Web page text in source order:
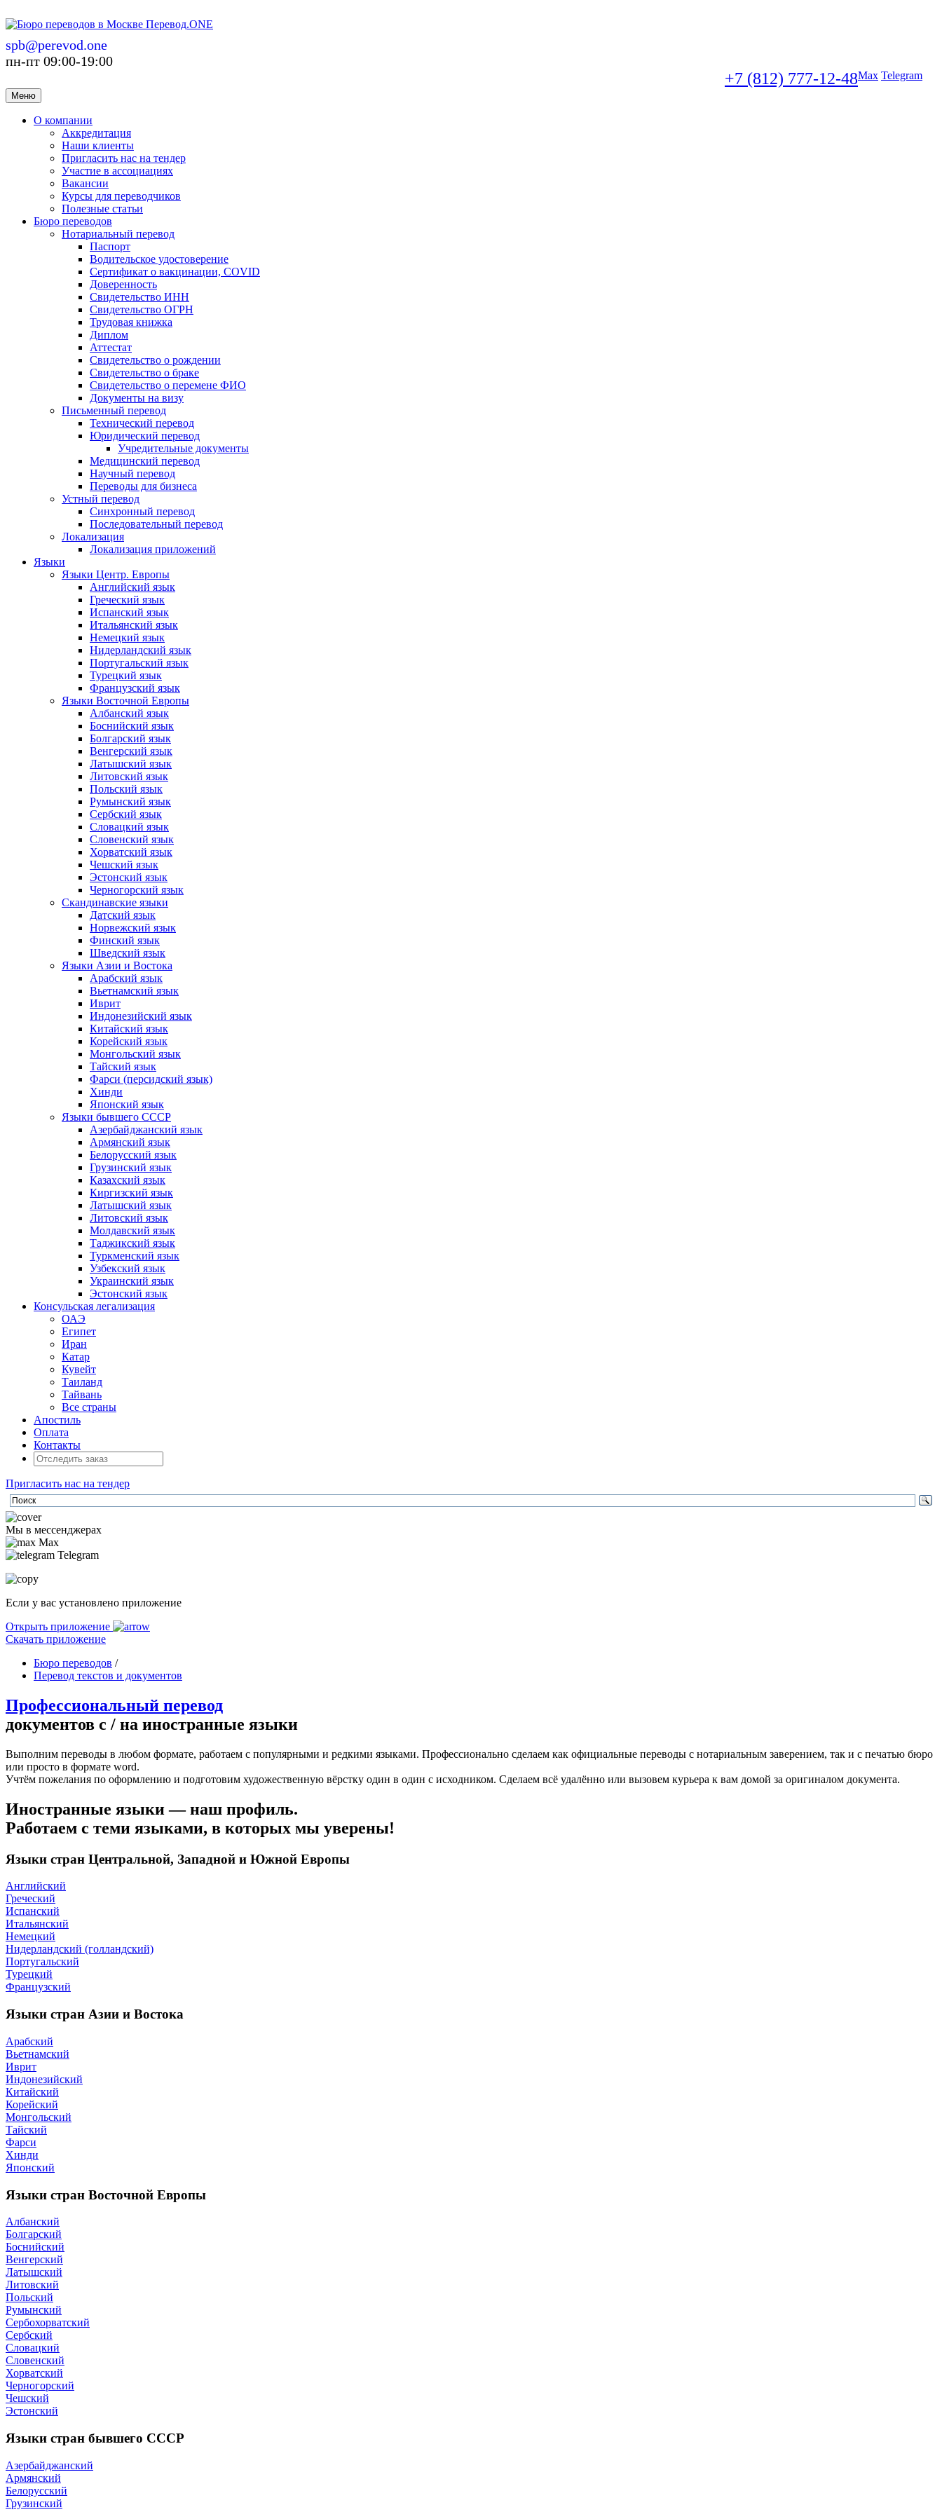
spb@perevod.one
пн-пт 09:00-19:00
+7 (812) 777-12-48Max Telegram
Меню
О компании
Аккредитация
Наши клиенты
Пригласить нас на тендер
Участие в ассоциациях
Вакансии
Курсы для переводчиков
Полезные статьи
Бюро переводов
Нотариальный перевод
Паспорт
Водительское удостоверение
Сертификат о вакцинации, COVID
Доверенность
Свидетельство ИНН
Свидетельство ОГРН
Трудовая книжка
Диплом
Аттестат
Свидетельство о рождении
Свидетельство о браке
Свидетельство о перемене ФИО
Документы на визу
Письменный перевод
Технический перевод
Юридический перевод
Учредительные документы
Медицинский перевод
Научный перевод
Переводы для бизнеса
Устный перевод
Синхронный перевод
Последовательный перевод
Локализация
Локализация приложений
Языки
Языки Центр. Европы
Английский язык
Греческий язык
Испанский язык
Итальянский язык
Немецкий язык
Нидерландский язык
Португальский язык
Турецкий язык
Французский язык
Языки Восточной Европы
Албанский язык
Боснийский язык
Болгарский язык
Венгерский язык
Латышский язык
Литовский язык
Польский язык
Румынский язык
Сербский язык
Словацкий язык
Словенский язык
Хорватский язык
Чешский язык
Эстонский язык
Черногорский язык
Скандинавские языки
Датский язык
Норвежский язык
Финский язык
Шведский язык
Языки Азии и Востока
Арабский язык
Вьетнамский язык
Иврит
Индонезийский язык
Китайский язык
Корейский язык
Монгольский язык
Тайский язык
Фарси (персидский язык)
Хинди
Японский язык
Языки бывшего СССР
Азербайджанский язык
Армянский язык
Белорусский язык
Грузинский язык
Казахский язык
Киргизский язык
Латышский язык
Литовский язык
Молдавский язык
Таджикский язык
Туркменский язык
Узбекский язык
Украинский язык
Эстонский язык
Консульская легализация
ОАЭ
Египет
Иран
Катар
Кувейт
Таиланд
Тайвань
Все страны
Апостиль
Оплата
Контакты
Пригласить нас на тендер
Мы в мессенджерах
Max
Telegram
Если у вас установлено приложение
Открыть приложение
Скачать приложение
Бюро переводов /
Перевод текстов и документов
Профессиональный перевод
документов с / на иностранные языки
Выполним переводы в любом формате, работаем с популярными и редкими языками. Профессионально сделаем как официальные переводы с нотариальным заверением, так и с печатью бюро
или просто в формате word.
Учтём пожелания по оформлению и подготовим художественную вёрстку один в один с исходником. Сделаем всё удалённо или вызовем курьера к вам домой за оригиналом документа.
Иностранные языки — наш профиль.
Работаем с теми языками, в которых мы уверены!
Языки стран Центральной, Западной и Южной Европы
Английский
Греческий
Испанский
Итальянский
Немецкий
Нидерландский (голландский)
Португальский
Турецкий
Французский
Языки стран Азии и Востока
Арабский
Вьетнамский
Иврит
Индонезийский
Китайский
Корейский
Монгольский
Тайский
Фарси
Хинди
Японский
Языки стран Восточной Европы
Албанский
Болгарский
Боснийский
Венгерский
Латышский
Литовский
Польский
Румынский
Сербохорватский
Сербский
Словацкий
Словенский
Хорватский
Черногорский
Чешский
Эстонский
Языки стран бывшего СССР
Азербайджанский
Армянский
Белорусский
Грузинский